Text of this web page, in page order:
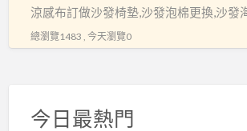
沙
涼感布訂做沙發椅墊,沙發泡棉更換,沙發
總瀏覽1483 , 今天瀏覽0
今日最熱門